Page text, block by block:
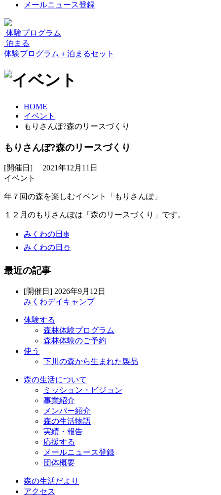
メールニュース登録
体験プログラム
泊まる
体験プログラム＋泊まるセット
HOME
イベント
もりさんぽ?森のリースづくり
もりさんぽ?森のリースづくり
[開催日] 2021年12月11日
イベント
年７回の森を楽しむイベント「もりさんぽ」
１２月のもりさんぽは「森のリースづくり」です。
みくわの日❄️
みくわの日⛄️
最近の記事
[開催日] 2026年9月12日
みくわデイキャンプ
体験する
森林体験プログラム
森林体験のご予約
使う
下川の森から生まれた製品
森の生活について
ミッション・ビジョン
事業紹介
メンバー紹介
森の生活物語
実績・報告
応援する
メールニュース登録
団体概要
森の生活だより
アクセス